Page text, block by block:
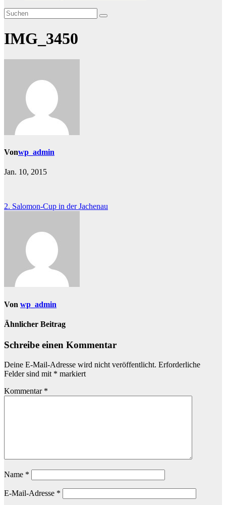
IMG_3450
Vonwp_admin
Jan. 10, 2015
Beitragsnavigation
2. Salomon-Cup in der Jachenau
Von wp_admin
Ähnlicher Beitrag
Schreibe einen Kommentar
Deine E-Mail-Adresse wird nicht veröffentlicht. Erforderliche
Felder sind mit * markiert
Kommentar *
Name *
E-Mail-Adresse *